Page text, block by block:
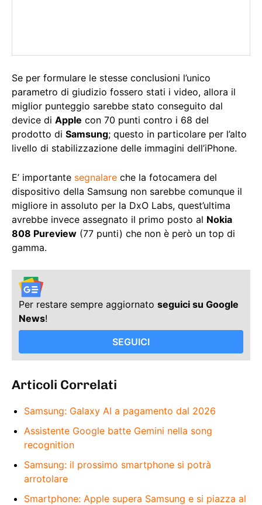
Se per formulare le stesse conclusioni l’unico
parametro di giudizio fossero stati i video, allora il
miglior punteggio sarebbe stato conseguito dal
device di Apple con 70 punti contro i 68 del
prodotto di Samsung; questo in particolare per l’alto
livello di stabilizzazione delle immagini dell’iPhone.
E’ importante segnalare che la fotocamera del
dispositivo della Samsung non sarebbe comunque il
migliore in assoluto per la DxO Labs, quest’ultima
avrebbe invece assegnato il primo posto al Nokia
808 Pureview (77 punti) che non è però un top di
gamma.
Per restare sempre aggiornato seguici su Google
News!
SEGUICI
Articoli Correlati
Samsung: Galaxy AI a pagamento dal 2026
Assistente Google batte Gemini nella song
recognition
Samsung: il prossimo smartphone si potrà
arrotolare
Smartphone: Apple supera Samsung e si piazza al